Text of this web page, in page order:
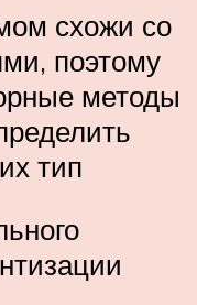
схожи со
поэтому
методы
тип